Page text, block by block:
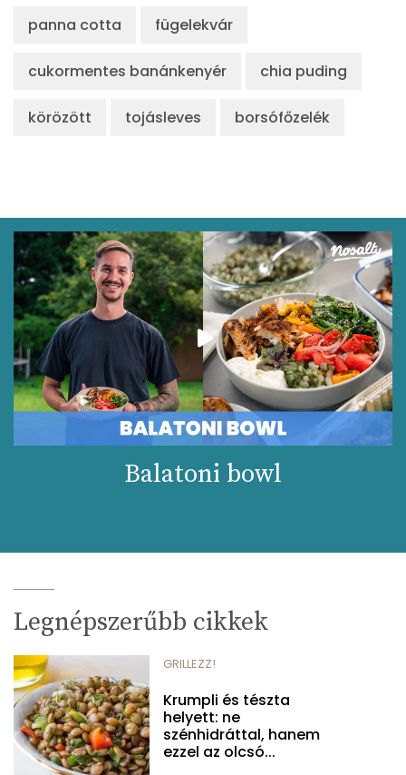
panna cotta fügelekvár
cukormentes banánkenyér chia puding
körözött tojásleves borsófőzelék
Balatoni bowl
Legnépszerűbb cikkek
GRILLEZZ!
Krumpli és tészta
helyett: ne
szénhidráttal, hanem
ezzel az olcsó...